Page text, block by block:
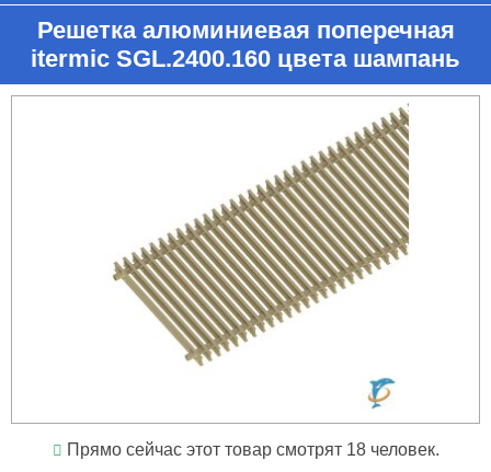
Решетка алюминиевая поперечная
itermic SGL.2400.160 цвета шампань
Прямо сейчас этот товар смотрят 18 человек.